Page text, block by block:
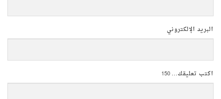
البريد الإلكتروني
اكتب تعليقك...150